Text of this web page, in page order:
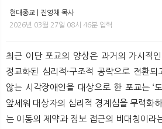
현대종교 | 진영채 목사
2026년 03월 27일 08시 46분 입력
최근 이단 포교의 양상은 과거의 가시적
정교화된 심리적·구조적 공략으로 전환
않는 시각장애인을 대상으로 한 포교는 ‘도
앞세워 대상자의 심리적 경계심을 무력화
는 이동의 제약과 정보 접근의 비대칭이라